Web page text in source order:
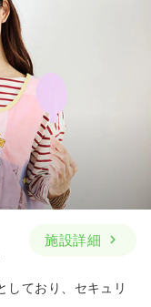
施設詳細
しており、セキュリ